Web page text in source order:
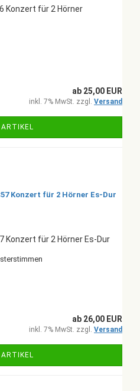
Konzert für 2 Hörner
ab 25,00 EUR
inkl. 7% MwSt. zzgl. Versand
Konzert für 2 Hörner Es-Dur
ab 26,00 EUR
inkl. 7% MwSt. zzgl. Versand